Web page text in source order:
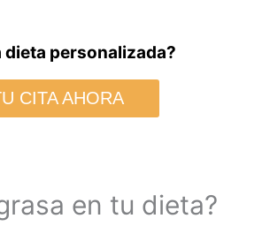
dieta personalizada?
CITA AHORA
en tu dieta?